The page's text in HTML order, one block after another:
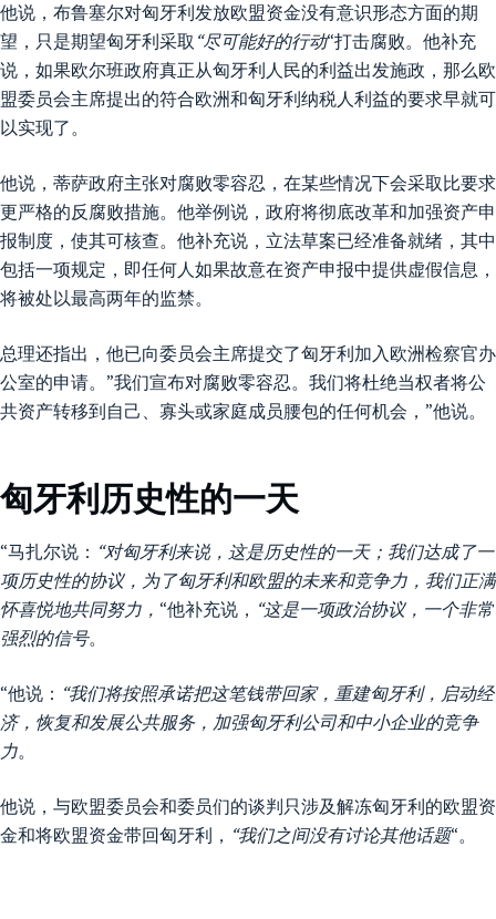
他说，布鲁塞尔对匈牙利发放欧盟资金没有意识形态方面的期
望，只是期望匈牙利采取 “尽可能好的行动“打击腐败。他补充
说，如果欧尔班政府真正从匈牙利人民的利益出发施政，那么欧
盟委员会主席提出的符合欧洲和匈牙利纳税人利益的要求早就可
以实现了。
他说，蒂萨政府主张对腐败零容忍，在某些情况下会采取比要求
更严格的反腐败措施。他举例说，政府将彻底改革和加强资产申
报制度，使其可核查。他补充说，立法草案已经准备就绪，其中
包括一项规定，即任何人如果故意在资产申报中提供虚假信息，
将被处以最高两年的监禁。
总理还指出，他已向委员会主席提交了匈牙利加入欧洲检察官办
公室的申请。”我们宣布对腐败零容忍。我们将杜绝当权者将公
共资产转移到自己、寡头或家庭成员腰包的任何机会，”他说。
匈牙利历史性的一天
“马扎尔说： “对匈牙利来说，这是历史性的一天；我们达成了一
项历史性的协议，为了匈牙利和欧盟的未来和竞争力，我们正满
怀喜悦地共同努力， “他补充说， “这是一项政治协议，一个非常
强烈的信号。
“他说： “我们将按照承诺把这笔钱带回家，重建匈牙利，启动经
济，恢复和发展公共服务，加强匈牙利公司和中小企业的竞争
力。
他说，与欧盟委员会和委员们的谈判只涉及解冻匈牙利的欧盟资
金和将欧盟资金带回匈牙利， “我们之间没有讨论其他话题“。